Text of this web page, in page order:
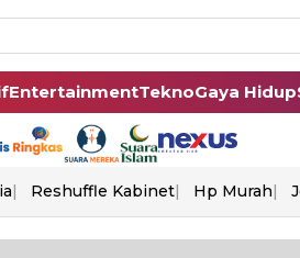
EntertainmentTeknoGaya Hidup
Reshuffle Kabinet Hp Murah